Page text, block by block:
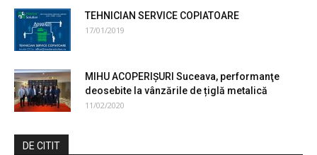
TEHNICIAN SERVICE COPIATOARE
17/01/2019
MIHU ACOPERIȘURI Suceava, performanţe
deosebite la vânzările de țiglă metalică
11/02/2020
DE CITIT